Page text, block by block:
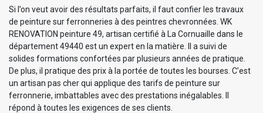
Si l’on veut avoir des résultats parfaits, il faut confier les travaux
de peinture sur ferronneries à des peintres chevronnées. WK
RENOVATION peinture 49, artisan certifié à La Cornuaille dans le
département 49440 est un expert en la matière. Il a suivi de
solides formations confortées par plusieurs années de pratique.
De plus, il pratique des prix à la portée de toutes les bourses. C’est
un artisan pas cher qui applique des tarifs de peinture sur
ferronnerie, imbattables avec des prestations inégalables. Il
répond à toutes les exigences de ses clients.